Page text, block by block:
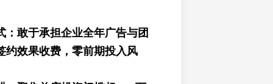
：敢于承担企业全年广告与团
约效果收费，零前期投入风